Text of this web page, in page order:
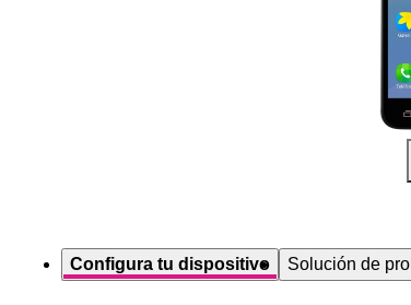
Configura tu dispositivo Solución de